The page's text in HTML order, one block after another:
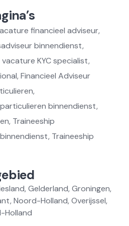
financieel adviseur,
binnendienst,
KYC specialist,
Financieel Adviseur
binnendienst,
Traineeship
Traineeship
Gelderland, Groningen,
Noord-Holland, Overijssel,
Holland